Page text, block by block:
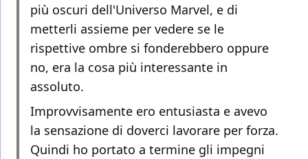
più oscuri dell'Universo Marvel, e di
metterli assieme per vedere se le
rispettive ombre si fonderebbero oppure
no, era la cosa più interessante in
assoluto.
Improvvisamente ero entusiasta e avevo
la sensazione di doverci lavorare per forza.
Quindi ho portato a termine gli impegni